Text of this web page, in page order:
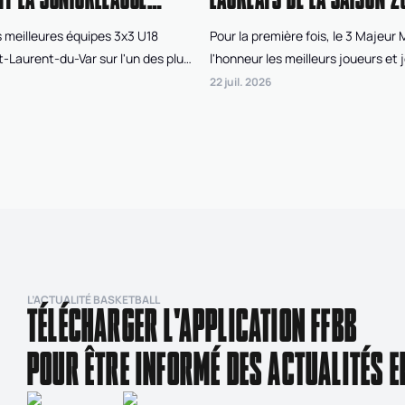
meilleures équipes 3x3 U18
Laurent-du-Var sur l'un des plus
France pour disputer l'Open de
Pour la première fois, le 3 Majeur
l'honneur les meilleurs joueurs et
saison de Superleague 3x3 FFBB.
22 juil. 2026
L’ACTUALITÉ BASKETBALL
TÉLÉCHARGER L'APPLICATION FFBB
POUR ÊTRE INFORMÉ DES ACTUALITÉS